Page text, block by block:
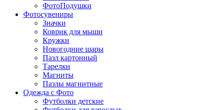
ФотоПодушки
Фотоcувениры
Значки
Коврик для мыши
Кружки
Новогодние шары
Пазл картонный
Тарелки
Магниты
Пазлы магнитные
Одежда с Фото
Футболки детские